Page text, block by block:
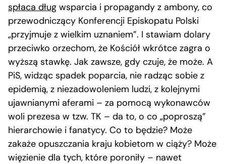
spłaca dług wsparcia i propagandy z ambony, co
przewodniczący Konferencji Episkopatu Polski
„przyjmuje z wielkim uznaniem”. I stawiam dolary
przeciwko orzechom, że Kościół wkrótce zagra o
wyższą stawkę. Jak zawsze, gdy czuje, że może. A
PiS, widząc spadek poparcia, nie radząc sobie z
epidemią, z niezadowoleniem ludzi, z kolejnymi
ujawnianymi aferami – za pomocą wykonawców
woli prezesa w tzw. TK – da to, o co „poproszą”
hierarchowie i fanatycy. Co to będzie? Może
zakaże opuszczania kraju kobietom w ciąży? Może
więzienie dla tych, które poroniły – nawet